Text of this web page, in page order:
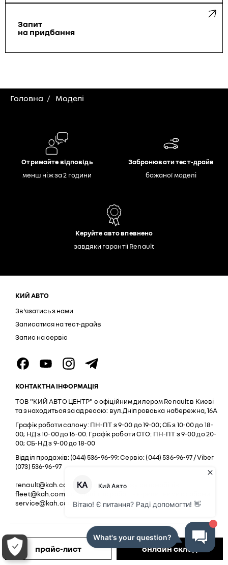
прайс-лист онлайн склад
Запит
на придбання
Головна Моделі
Отримайте відповідь
менш ніж за 2 години
Забронювати тест-драйв
бажаної моделі
Керуйте авто впевнено
завдяки гарантії Renault
КИЙ АВТО
Зв'язатись з нами
Записатися на тест-драйв
Запис на сервіс
КОНТАКТНА ІНФОРМАЦІЯ
ТОВ "КИЙ АВТО ЦЕНТР" є офіційним дилером Renault в Києві
та знаходиться за адресою: вул.Дніпровська набережна, 16А
Графік роботи салону: ПН-ПТ з 9-00 до 19-00; СБ з 10-00 до 18-
00; НД з 10-00 до 16-00. Графік роботи СТО: ПН-ПТ з 9-00 до 20-
00; СБ-НД з 9-00 до 18-00
Відділ продажів: (044) 536-96-99; Сервіс: (044) 536-96-97 / Viber
(073) 536-96-97
renault@kah.com.ua- відділ продажу автомобілів
fleet@kah.com.ua
service@kah.com.ua- відділ сервісу
Юридична інформація Рено Україна Конфіденційність
© 2026 Renault UA